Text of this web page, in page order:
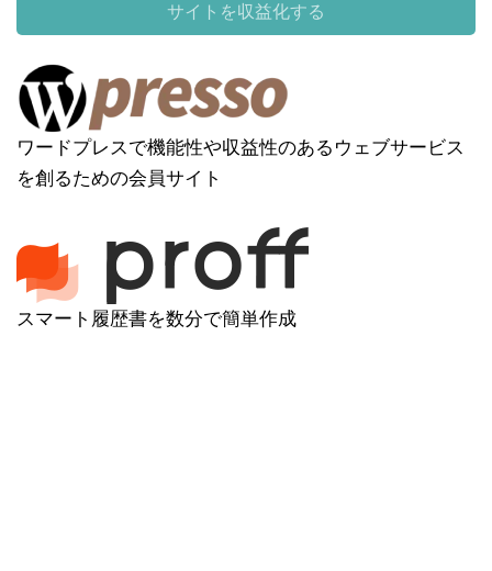
サイトを収益化する
ワードプレスで機能性や収益性のあるウェブサービス
を創るための会員サイト
スマート履歴書を数分で簡単作成